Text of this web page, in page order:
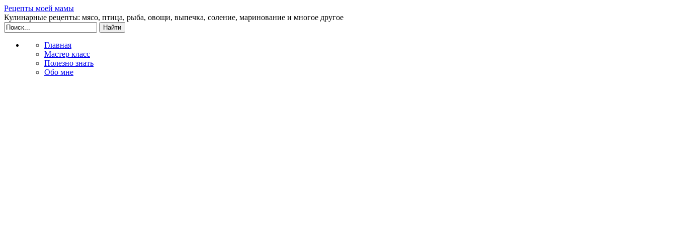
Рецепты моей мамы
Кулинарные рецепты: мясо, птица, рыба, овощи, выпечка, соление, маринование и многое другое
Главная
Мастер класс
Полезно знать
Обо мне